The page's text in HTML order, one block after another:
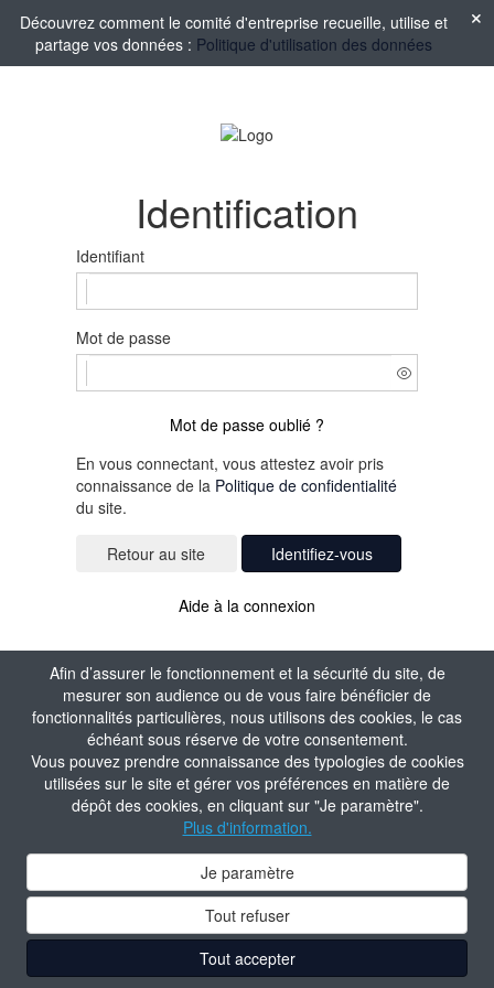
Afin d’assurer le fonctionnement et la sécurité du site, de
mesurer son audience ou de vous faire bénéficier de
fonctionnalités particulières, nous utilisons des cookies, le cas
échéant sous réserve de votre consentement.
Vous pouvez prendre connaissance des typologies de cookies
utilisées sur le site et gérer vos préférences en matière de
dépôt des cookies, en cliquant sur "Je paramètre".
Plus d'information.
Je paramètre
Tout refuser
Tout accepter
Découvrez comment le comité d'entreprise recueille, utilise et
partage vos données : Politique d'utilisation des données
Identification
Identifiant
Mot de passe
Mot de passe oublié ?
En vous connectant, vous attestez avoir pris
connaissance de la Politique de confidentialité
du site.
Identifiez-vous
Aide à la connexion